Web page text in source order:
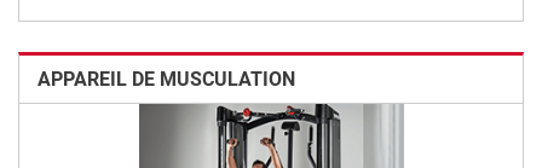
APPAREIL DE MUSCULATION